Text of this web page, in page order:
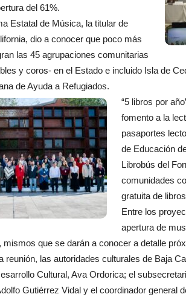
del 61%.
Estatal de Música, la titular de
dio a conocer que poco más
las 45 agrupaciones comunitarias
y coros- en el Estado e incluido Isla de
de Ayuda a Refugiados.
“5 libros por
fomento a la
pasaportes
de Educación
Librobús del
comunidades
gratuita de
Entre los
apertura de
que se darán a conocer a detalle
reunión, las autoridades culturales de Baja
Cultural, Ava Ordorica; el
Gutiérrez Vidal y el coordinador general